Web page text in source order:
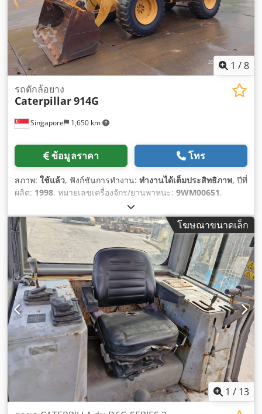
1 /8
Singapore 1,650 km
รถตักล้อยาง
Caterpillar914G
ข้อมูลราคา โทร
สภาพ: ใช้แล้ว, ฟังก์ชันการทำงาน: ทำงานได้เต็มประสิทธิภาพ, ปีที่
ผลิต: 1998, หมายเลขเครื่องจักร/ยานพาหนะ: 9WM00651,
โฆษณาขนาดเล็ก
1 / 13